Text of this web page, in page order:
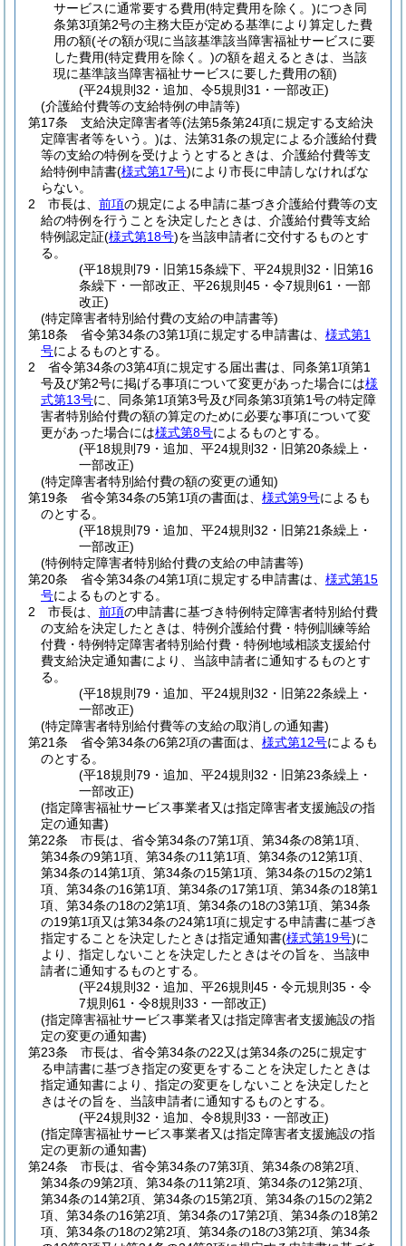
サービスに通常要する費用(特定費用を除く。)につき同
条第3項第2号の主務大臣が定める基準により算定した費
用の額(その額が現に当該基準該当障害福祉サービスに要
した費用(特定費用を除く。)の額を超えるときは、当該
現に基準該当障害福祉サービスに要した費用の額)
(平24規則32・追加、令5規則31・一部改正)
(介護給付費等の支給特例の申請等)
第17条
支給決定障害者等(法第5条第24項に規定する支給決
定障害者等をいう。)は、法第31条の規定による介護給付費
等の支給の特例を受けようとするときは、介護給付費等支
給特例申請書(様式第17号)により市長に申請しなければな
らない。
2
市長は、 前項の規定による申請に基づき介護給付費等の支
給の特例を行うことを決定したときは、介護給付費等支給
特例認定証(様式第18号)を当該申請者に交付するものとす
る。
(平18規則79・旧第15条繰下、平24規則32・旧第16
条繰下・一部改正、平26規則45・令7規則61・一部
改正)
(特定障害者特別給付費の支給の申請書等)
第18条
省令第34条の3第1項に規定する申請書は、 様式第1
号によるものとする。
2
省令第34条の3第4項に規定する届出書は、同条第1項第1
号及び第2号に掲げる事項について変更があった場合には様
式第13号に、同条第1項第3号及び同条第3項第1号の特定障
害者特別給付費の額の算定のために必要な事項について変
更があった場合には様式第8号によるものとする。
(平18規則79・追加、平24規則32・旧第20条繰上・
一部改正)
(特定障害者特別給付費の額の変更の通知)
第19条
省令第34条の5第1項の書面は、 様式第9号によるも
のとする。
(平18規則79・追加、平24規則32・旧第21条繰上・
一部改正)
(特例特定障害者特別給付費の支給の申請書等)
第20条
省令第34条の4第1項に規定する申請書は、 様式第15
号によるものとする。
2
市長は、 前項の申請書に基づき特例特定障害者特別給付費
の支給を決定したときは、特例介護給付費・特例訓練等給
付費・特例特定障害者特別給付費・特例地域相談支援給付
費支給決定通知書により、当該申請者に通知するものとす
る。
(平18規則79・追加、平24規則32・旧第22条繰上・
一部改正)
(特定障害者特別給付費等の支給の取消しの通知書)
第21条
省令第34条の6第2項の書面は、 様式第12号によるも
のとする。
(平18規則79・追加、平24規則32・旧第23条繰上・
一部改正)
(指定障害福祉サービス事業者又は指定障害者支援施設の指
定の通知書)
第22条
市長は、省令第34条の7第1項、第34条の8第1項、
第34条の9第1項、第34条の11第1項、第34条の12第1項、
第34条の14第1項、第34条の15第1項、第34条の15の2第1
項、第34条の16第1項、第34条の17第1項、第34条の18第1
項、第34条の18の2第1項、第34条の18の3第1項、第34条
の19第1項又は第34条の24第1項に規定する申請書に基づき
指定することを決定したときは指定通知書(様式第19号)に
より、指定しないことを決定したときはその旨を、当該申
請者に通知するものとする。
(平24規則32・追加、平26規則45・令元規則35・令
7規則61・令8規則33・一部改正)
(指定障害福祉サービス事業者又は指定障害者支援施設の指
定の変更の通知書)
第23条
市長は、省令第34条の22又は第34条の25に規定す
る申請書に基づき指定の変更をすることを決定したときは
指定通知書により、指定の変更をしないことを決定したと
きはその旨を、当該申請者に通知するものとする。
(平24規則32・追加、令8規則33・一部改正)
(指定障害福祉サービス事業者又は指定障害者支援施設の指
定の更新の通知書)
第24条
市長は、省令第34条の7第3項、第34条の8第2項、
第34条の9第2項、第34条の11第2項、第34条の12第2項、
第34条の14第2項、第34条の15第2項、第34条の15の2第2
項、第34条の16第2項、第34条の17第2項、第34条の18第2
項、第34条の18の2第2項、第34条の18の3第2項、第34条